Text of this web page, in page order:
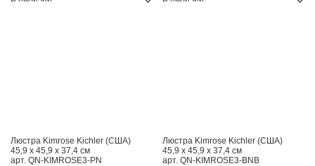
Люстра Kimrose Kichler (США)
45,9 x 45,9 x 37,4 см
арт. QN-KIMROSE3-PN
Люстра Kimrose Kichler (США)
45,9 x 45,9 x 37,4 см
арт. QN-KIMROSE3-BNB